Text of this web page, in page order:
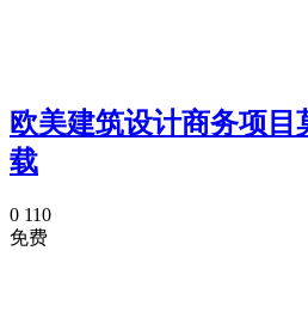
欧美建筑设计商务项
载
0 110
免费